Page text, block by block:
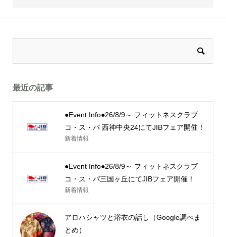
最近の記事
●Event Info●26/8/9～ フィットネスクラブ
コ・ス・パ 西神中央24にてJIBフェア開催！
新着情報
●Event Info●26/8/9～ フィットネスクラブ
コ・ス・パ三国ヶ丘にてJIBフェア開催！
新着情報
アロハシャツと浴衣の話し（Google調べま
とめ）